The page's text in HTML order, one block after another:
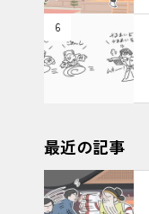
6
最近の記事